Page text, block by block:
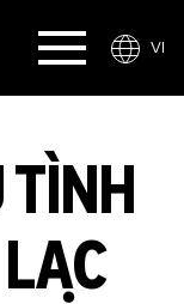
VI